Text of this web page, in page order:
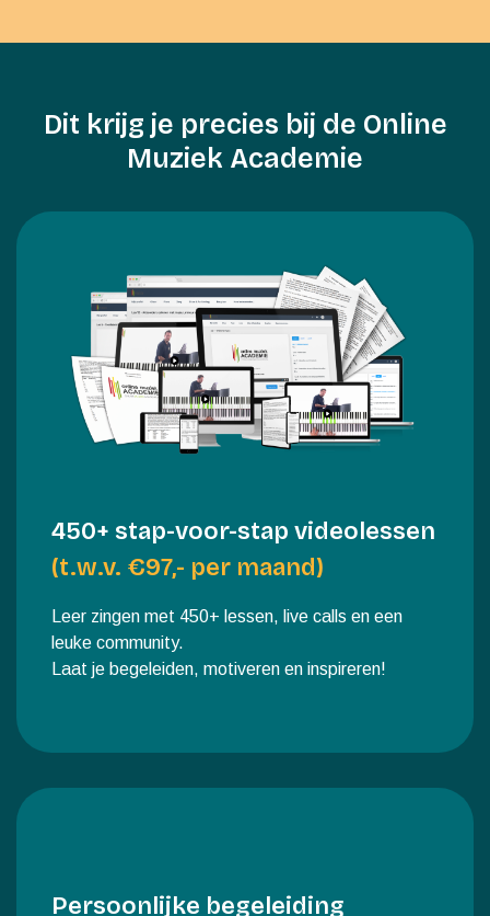
Dit krijg je precies bij de Online
Muziek Academie
450+ stap-voor-stap videolessen
(t.w.v. €97,- per maand)
Leer zingen met 450+ lessen, live calls en een
leuke community.
Laat je begeleiden, motiveren en inspireren!